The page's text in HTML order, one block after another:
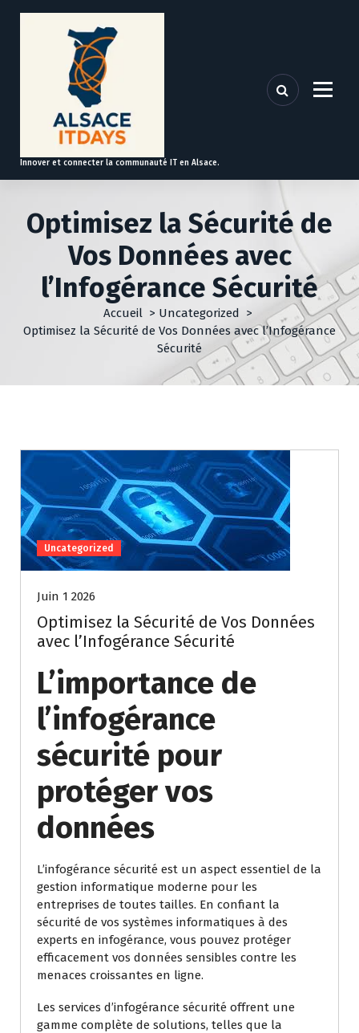
t
Innover et connecter la communauté IT en Alsace.
Optimisez la Sécurité de
Vos Données avec
l’Infogérance Sécurité
Accueil > Uncategorized >
Optimisez la Sécurité de Vos Données avec l’Infogérance
Sécurité
Uncategorized
Juin 1 2026
Optimisez la Sécurité de Vos Données
avec l’Infogérance Sécurité
L’importance de
l’infogérance
sécurité pour
protéger vos
données
L’infogérance sécurité est un aspect essentiel de la
gestion informatique moderne pour les
entreprises de toutes tailles. En confiant la
sécurité de vos systèmes informatiques à des
experts en infogérance, vous pouvez protéger
efficacement vos données sensibles contre les
menaces croissantes en ligne.
Les services d’infogérance sécurité offrent une
gamme complète de solutions, telles que la